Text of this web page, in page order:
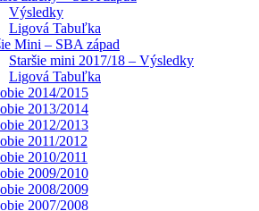
Výsledky
Ligová Tabuľka
Mini – SBA západ
Staršie mini 2017/18 – Výsledky
Ligová Tabuľka
2014/2015
2013/2014
2012/2013
2011/2012
2010/2011
2009/2010
2008/2009
2007/2008